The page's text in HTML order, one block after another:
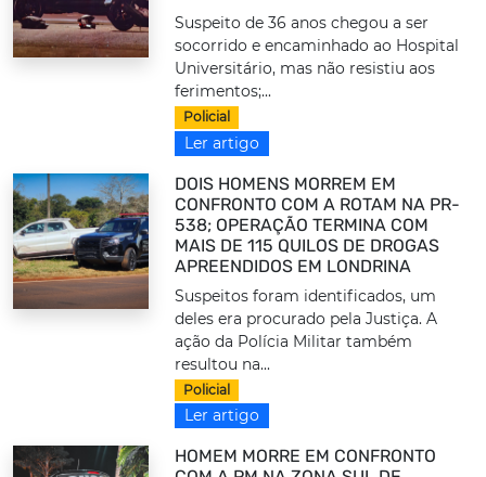
Suspeito de 36 anos chegou a ser
socorrido e encaminhado ao Hospital
Universitário, mas não resistiu aos
ferimentos;...
Policial
Ler artigo
DOIS HOMENS MORREM EM
CONFRONTO COM A ROTAM NA PR-
538; OPERAÇÃO TERMINA COM
MAIS DE 115 QUILOS DE DROGAS
APREENDIDOS EM LONDRINA
Suspeitos foram identificados, um
deles era procurado pela Justiça. A
ação da Polícia Militar também
resultou na...
Policial
Ler artigo
HOMEM MORRE EM CONFRONTO